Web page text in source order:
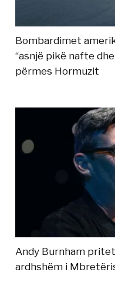
Bombardimet
“asnjë pikë nafte
përmes Hormuzit
Andy Burnham
ardhshëm i